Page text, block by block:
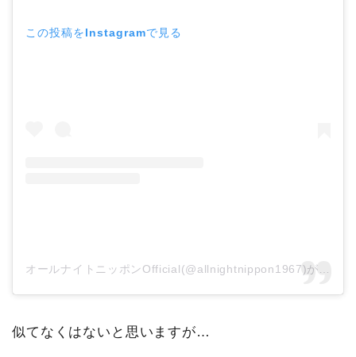
この投稿をInstagramで見る
似てなくはないと思いますが…